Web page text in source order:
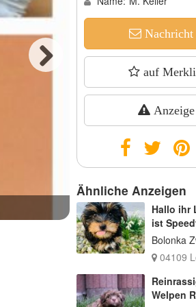
Junge 1
Nachricht
auf
Ähnliche Anzeigen
Hallo ihr
ist
Bolonka
04109
Welpen